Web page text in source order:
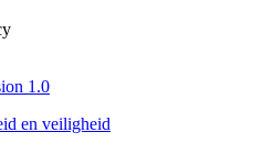
1.0
en veiligheid